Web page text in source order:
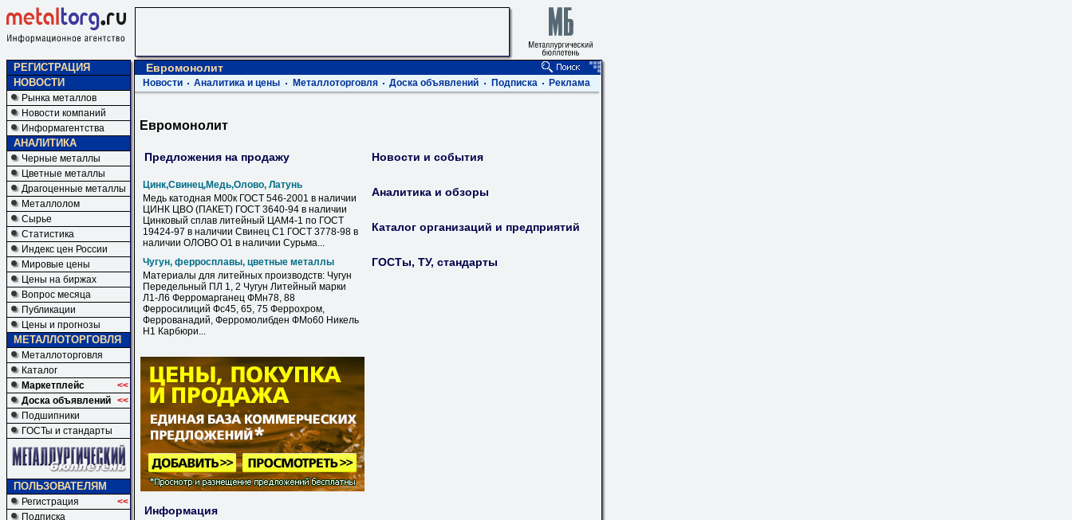
РЕГИСТРАЦИЯ
НОВОСТИ
Рынка металлов
Новости компаний
Информагентства
АНАЛИТИКА
Черные металлы
Цветные металлы
Драгоценные металлы
Металлолом
Сырье
Статистика
Индекс цен России
Мировые цены
Цены на биржах
Вопрос месяца
Публикации
Цены и прогнозы
МЕТАЛЛОТОРГОВЛЯ
Металлоторговля
Каталог
Маркетплейс
<<
Доска объявлений <<
Подшипники
ГОСТы и стандарты
ПОЛЬЗОВАТЕЛЯМ
Регистрация
<<
Подписка
Евромонолит
Новости Аналитика и цены Металлоторговля Доска объявлений Подписка Реклама
Евромонолит
Предложения на продажу
Цинк,Свинец,Медь,Олово, Латунь
Медь катодная М00к ГОСТ 546-2001 в наличии
ЦИНК ЦВО (ПАКЕТ) ГОСТ 3640-94 в наличии
Цинковый сплав литейный ЦАМ4-1 по ГОСТ
19424-97 в наличии Свинец С1 ГОСТ 3778-98 в
наличии ОЛОВО О1 в наличии Сурьма...
Чугун, ферросплавы, цветные металлы
Материалы для литейных производств: Чугун
Передельный ПЛ 1, 2 Чугун Литейный марки
Л1-Л6 Ферромарганец ФМн78, 88
Ферросилиций Фс45, 65, 75 Феррохром,
Феррованадий, Ферромолибден ФМо60 Никель
Н1 Карбюри...
Информация
Новости и события
Аналитика и обзоры
Каталог организаций и предприятий
ГОСТы, ТУ, стандарты